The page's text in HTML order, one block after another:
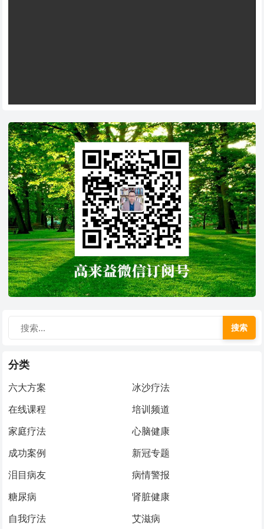
搜索
分类
六大方案
冰沙疗法
在线课程
培训频道
家庭疗法
心脑健康
成功案例
新冠专题
泪目病友
病情警报
糖尿病
肾脏健康
自我疗法
艾滋病